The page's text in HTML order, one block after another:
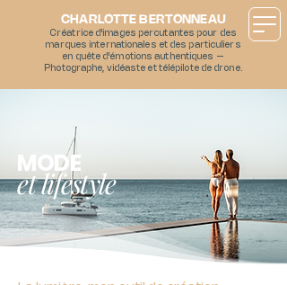
CHARLOTTE BERTONNEAU
Créatrice d'images percutantes pour des
marques internationales et des particuliers
en quête d'émotions authentiques –
Photographe, vidéaste et télépilote de drone.
MODE
et lifestyle